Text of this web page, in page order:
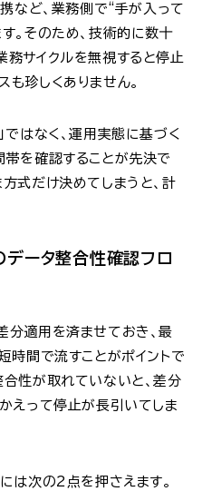
など、業務側で“手が入って
。そのため、技術的に数十
務サイクルを無視すると停止
珍しくありません。
ではなく、運用実態に基づく
帯を確認することが先決で
式だけ決めてしまうと、計
データ整合性確認フロ
分適用を済ませておき、最
時間で流すことがポイントで
合性が取れていないと、差分
えって停止が長引いてしま
は次の2点を押さえます。